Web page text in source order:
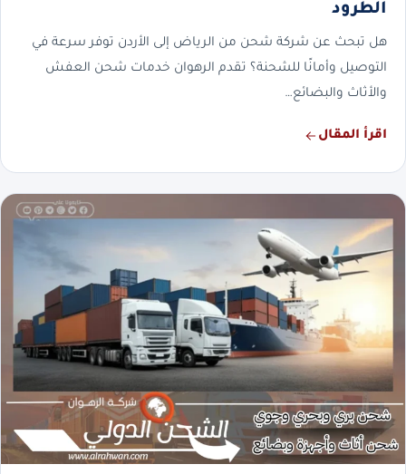
الطرود
هل تبحث عن شركة شحن من الرياض إلى الأردن توفر سرعة في
التوصيل وأمانًا للشحنة؟ تقدم الرهوان خدمات شحن العفش
والأثاث والبضائع…
اقرأ المقال